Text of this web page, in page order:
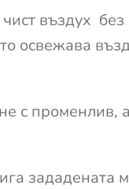
въздух
освежава
с променлив,
зададената